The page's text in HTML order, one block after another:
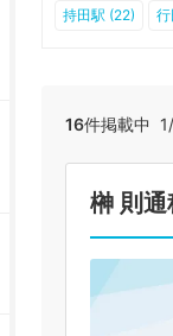
持田駅 (22) 行
16件掲載中
榊 則